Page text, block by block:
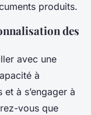
produits.
des
avec une
à
à s’engager à
vous que